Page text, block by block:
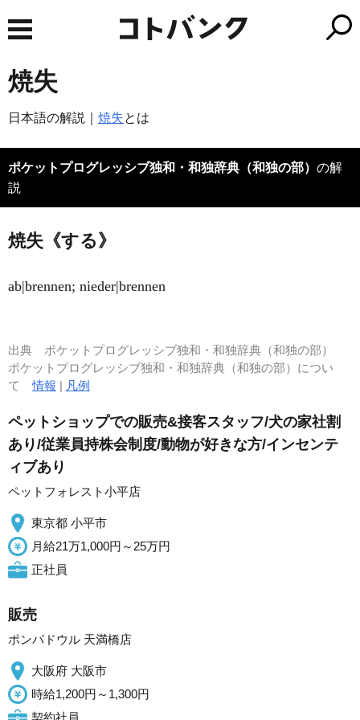
焼失
日本語の解説｜ 焼失とは
ポケットプログレッシブ独和・和独辞典（和独の部） の解
説
焼失《する》
ab|brennen; nieder|brennen
出典 ポケットプログレッシブ独和・和独辞典（和独の部）
ポケットプログレッシブ独和・和独辞典（和独の部）につい
て情報 | 凡例
ペットショップでの販売&接客スタッフ/犬の家社割
あり/従業員持株会制度/動物が好きな方/インセンテ
ィブあり
ペットフォレスト小平店
東京都 小平市
月給21万1,000円～25万円
正社員
販売
ポンパドウル 天満橋店
大阪府 大阪市
時給1,200円～1,300円
契約社員